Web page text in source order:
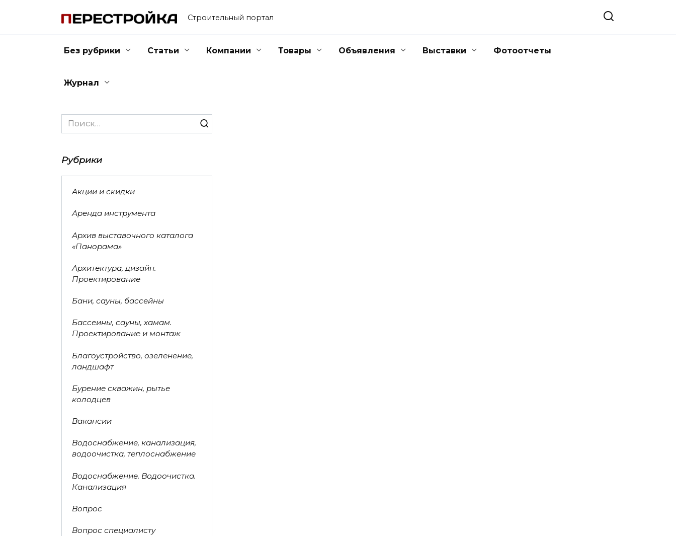
Строительный портал
Без рубрики Статьи Компании Товары Объявления Выставки Фотоотчеты
Журнал
Search
for:
Рубрики
Акции и скидки
Аренда инструмента
Архив выставочного каталога
«Панорама»
Архитектура, дизайн.
Проектирование
Бани, сауны, бассейны
Бассеины, сауны, хамам.
Проектирование и монтаж
Благоустройство, озеленение,
ландшафт
Бурение скважин, рытье
колодцев
Вакансии
Водоснабжение, канализация,
водоочистка, теплоснабжение
Водоснабжение. Водоочистка.
Канализация
Вопрос
Вопрос специалисту